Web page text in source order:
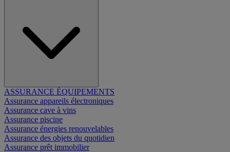
ASSURANCE ÉQUIPEMENTS
Assurance appareils électroniques
Assurance cave à vins
Assurance piscine
Assurance énergies renouvelables
Assurance des objets du quotidien
Assurance prêt immobilier